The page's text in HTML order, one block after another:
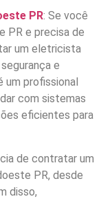
PR: Se você
PR e precisa de
um eletricista
e
profissional
com sistemas
eficientes para
de contratar um
PR, desde
disso,